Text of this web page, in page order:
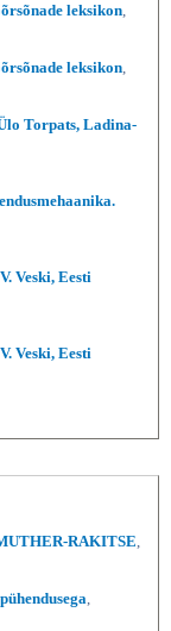
leksikon,
leksikon,
Torpats, Ladina-
Veski, Eesti
Veski, Eesti
RAKITSE,
,